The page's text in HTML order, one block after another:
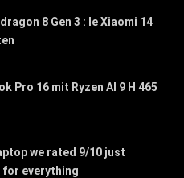
8 Gen 3 : le Xiaomi 14
Pro 16 mit Ryzen AI 9 H 465
we rated 9/10 just
for everything